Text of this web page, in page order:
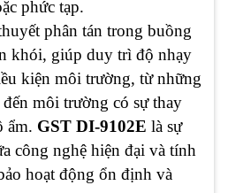
phức tạp.
phân tán trong buồng
khói, giúp duy trì độ nhạy
kiện môi trường, từ những
môi trường có sự thay
ẩm. GST DI-9102E là sự
công nghệ hiện đại và tính
hoạt động ổn định và